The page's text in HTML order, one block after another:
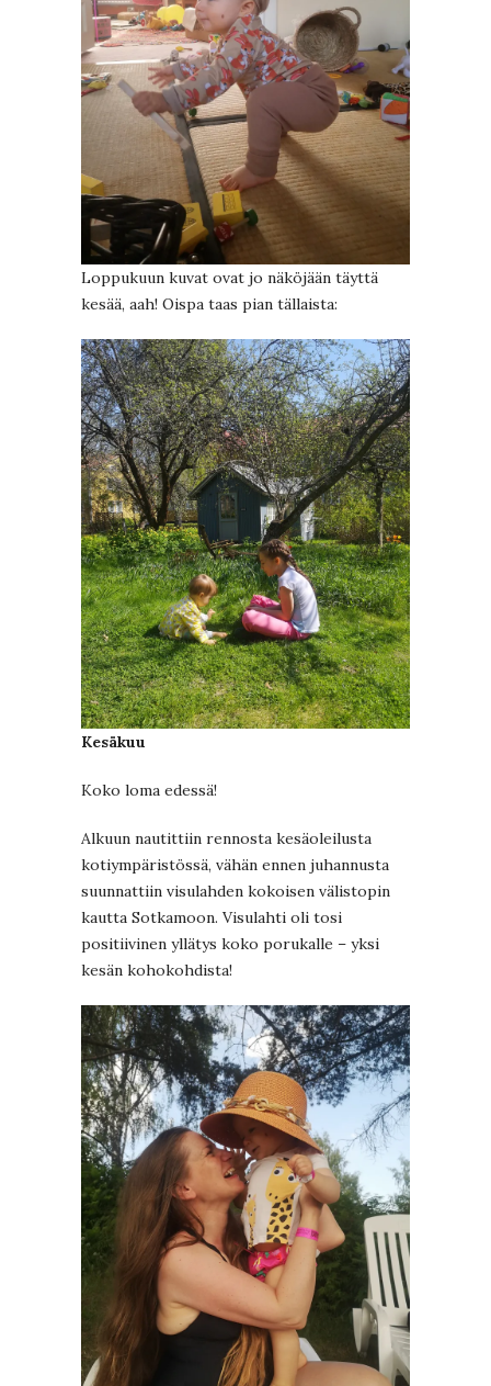
Loppukuun kuvat ovat jo näköjään täyttä
kesää, aah! Oispa taas pian tällaista:
Kesäkuu
Koko loma edessä!
Alkuun nautittiin rennosta kesäoleilusta
kotiympäristössä, vähän ennen juhannusta
suunnattiin visulahden kokoisen välistopin
kautta Sotkamoon. Visulahti oli tosi
positiivinen yllätys koko porukalle – yksi
kesän kohokohdista!